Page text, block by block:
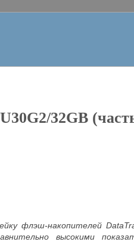
32GB
флэш-накопителей
высокими